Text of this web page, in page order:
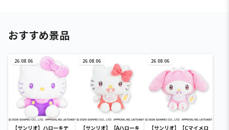
おすすめ景品
26.08.06
【サンリオ】ハローキテ
26.08.06
【サンリオ】【Aハローキ
26.08.06
【サンリオ】【Cマイメロ